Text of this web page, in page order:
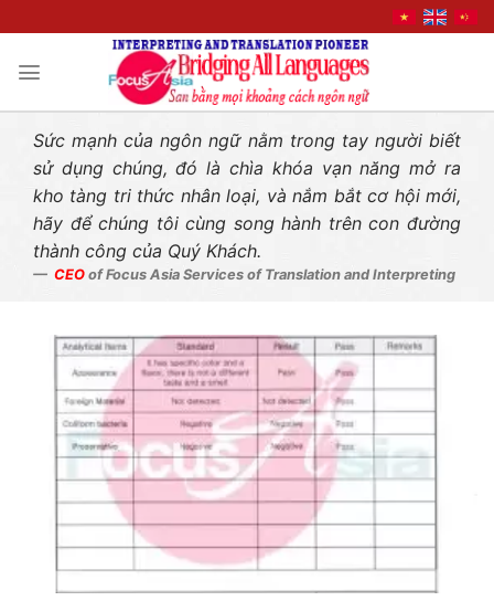
Sức mạnh của ngôn ngữ nằm trong tay người biết
sử dụng chúng, đó là chìa khóa vạn năng mở ra
kho tàng tri thức nhân loại, và nắm bắt cơ hội mới,
hãy để chúng tôi cùng song hành trên con đường
thành công của Quý Khách.
CEO of Focus Asia Services of Translation and Interpreting